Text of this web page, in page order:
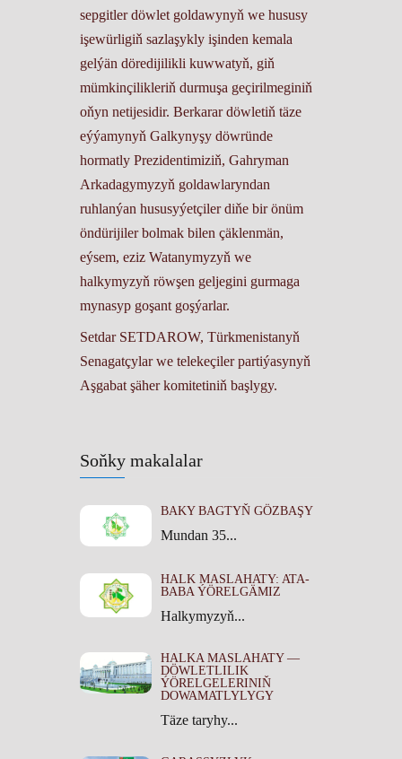
Soňky makalalar
BAKY BAGTYŇ GÖZBAŞY
Mundan 35...
HALK MASLAHATY: ATA-
BABA ÝÖRELGÄMIZ
Halkymyzyň...
HALKA MASLAHATY —
DÖWLETLILIK
ÝÖRELGELERINIŇ
DOWAMATLYLYGY
Täze taryhy...
sepgitler döwlet goldawynyň we hususy
işewürligiň sazlaşykly işinden kemala
gelýän döredijilikli kuwwatyň, giň
mümkinçilikleriň durmuşa geçirilmeginiň
oňyn netijesidir. Berkarar döwletiň täze
eýýamynyň Galkynyşy döwründe
hormatly Prezidentimiziň, Gahryman
Arkadagymyzyň goldawlaryndan
ruhlanýan hususyýetçiler diňe bir önüm
öndürijiler bolmak bilen çäklenmän,
eýsem, eziz Watanymyzyň we
halkymyzyň röwşen geljegini gurmaga
mynasyp goşant goşýarlar.
Setdar SETDAROW, Türkmenistanyň
Senagatçylar we telekeçiler partiýasynyň
Aşgabat şäher komitetiniň başlygy.